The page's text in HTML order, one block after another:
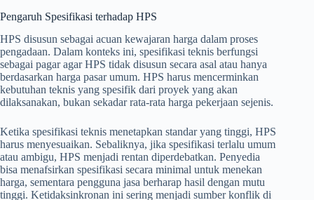
Pengaruh Spesifikasi terhadap HPS
HPS disusun sebagai acuan kewajaran harga dalam proses
pengadaan. Dalam konteks ini, spesifikasi teknis berfungsi
sebagai pagar agar HPS tidak disusun secara asal atau hanya
berdasarkan harga pasar umum. HPS harus mencerminkan
kebutuhan teknis yang spesifik dari proyek yang akan
dilaksanakan, bukan sekadar rata-rata harga pekerjaan sejenis.
Ketika spesifikasi teknis menetapkan standar yang tinggi, HPS
harus menyesuaikan. Sebaliknya, jika spesifikasi terlalu umum
atau ambigu, HPS menjadi rentan diperdebatkan. Penyedia
bisa menafsirkan spesifikasi secara minimal untuk menekan
harga, sementara pengguna jasa berharap hasil dengan mutu
tinggi. Ketidaksinkronan ini sering menjadi sumber konflik di